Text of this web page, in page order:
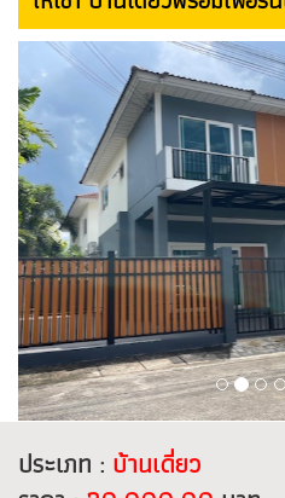
Previous
ประเภท :บ้านเดี่ยว
ราคา : 20,000.00บาท
รายละเอียด: บ้านเดี่ยวสองชั้น 3 ห้
ห้องนอนม, 2 ห้องน้ำ, แอร์ 4 เครื่
รับแขกพร้อมโซฟา, ฉากกั้นห้อง, ผ้
อาหารพร้อมโต๊ะรับประทานอาหา
เครื่องซักผ้าอย่างดี, ไมรโครเว็บ,
บ้านจอดรถได้ 2 คัน, ขนาดที่ดิน:
ตรม.
สิ่งอำนวยความสะดวก:
‐ แอร์ 4 ตัว